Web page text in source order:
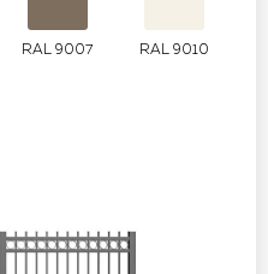
RAL 9007 RAL 9010